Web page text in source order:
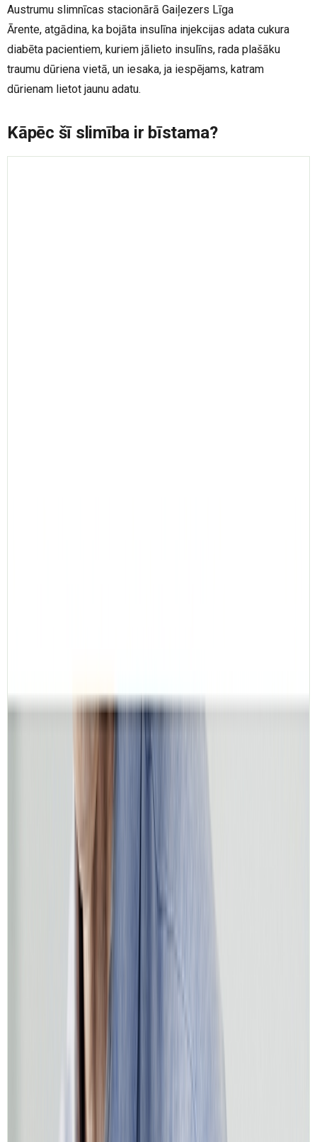
Austrumu slimnīcas stacionārā Gaiļezers Līga
Ārente, atgādina, ka bojāta insulīna injekcijas adata cukura
diabēta pacientiem, kuriem jālieto insulīns, rada plašāku
traumu dūriena vietā, un iesaka, ja iespējams, katram
dūrienam lietot jaunu adatu.
Kāpēc šī slimība ir bīstama?